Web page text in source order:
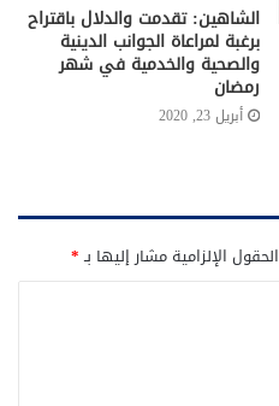
الشاهين: تقدمت والدلال باقتراح
برغبة لمراعاة الجوانب الدينية
والصحية والخدمية في شهر
رمضان
أبريل 23, 2020
الحقول الإلزامية مشار إليها بـ*